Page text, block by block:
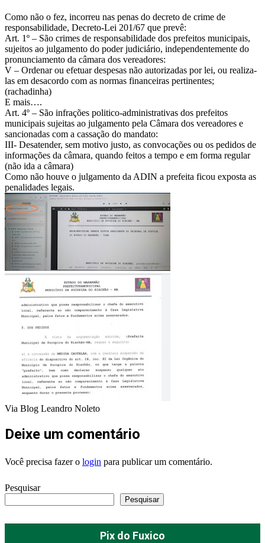
Como não o fez, incorreu nas penas do decreto de crime de
responsabilidade, Decreto-Lei 201/67 que prevê:
Art. 1º – São crimes de responsabilidade dos prefeitos municipais,
sujeitos ao julgamento do poder judiciário, independentemente do
pronunciamento da câmara dos vereadores:
V – Ordenar ou efetuar despesas não autorizadas por lei, ou realiza-
las em desacordo com as normas financeiras pertinentes;
(rachadinha)
E mais….
Art. 4º – São infrações politico-administrativas dos prefeitos
municipais sujeitas ao julgamento pela Câmara dos vereadores e
sancionadas com a cassação do mandato:
III- Desatender, sem motivo justo, as convocações ou os pedidos de
informações da câmara, quando feitos a tempo e em forma regular
(não ida a câmara)
Como não houve o julgamento da ADIN a prefeita ficou exposta as
penalidades legais.
Via Blog Leandro Noleto
Deixe um comentário
Você precisa fazer o login para publicar um comentário.
Pesquisar
Pesquisar
Pix do Fuxico